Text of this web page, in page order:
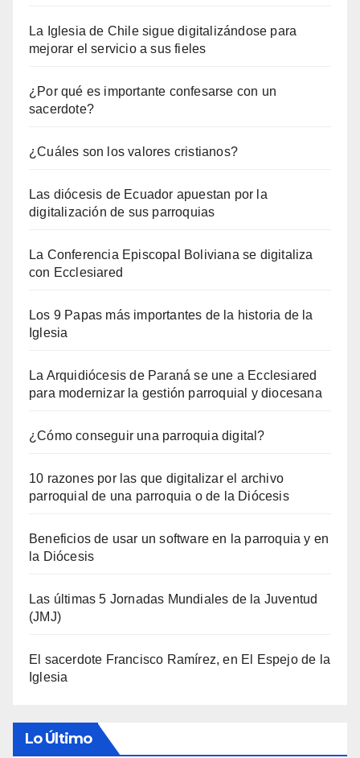
La Iglesia de Chile sigue digitalizándose para
mejorar el servicio a sus fieles
¿Por qué es importante confesarse con un
sacerdote?
¿Cuáles son los valores cristianos?
Las diócesis de Ecuador apuestan por la
digitalización de sus parroquias
La Conferencia Episcopal Boliviana se digitaliza
con Ecclesiared
Los 9 Papas más importantes de la historia de la
Iglesia
La Arquidiócesis de Paraná se une a Ecclesiared
para modernizar la gestión parroquial y diocesana
¿Cómo conseguir una parroquia digital?
10 razones por las que digitalizar el archivo
parroquial de una parroquia o de la Diócesis
Beneficios de usar un software en la parroquia y en
la Diócesis
Las últimas 5 Jornadas Mundiales de la Juventud
(JMJ)
El sacerdote Francisco Ramírez, en El Espejo de la
Iglesia
Lo Último